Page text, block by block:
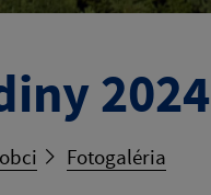
2024
Fotogaléria